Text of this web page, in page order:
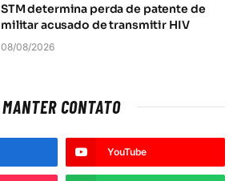
STM determina perda de patente de
militar acusado de transmitir HIV
08/08/2026
MANTER CONTATO
YouTube